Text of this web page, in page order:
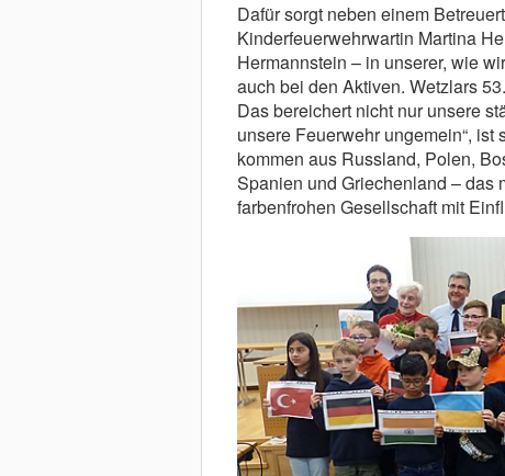
Dafür sorgt neben einem
Kinderfeuerwehrwartin Martina
Hermannstein – in unserer, wie
auch bei den Aktiven. Wetzlars
Das bereichert nicht nur unsere
unsere Feuerwehr ungemein“, ist
kommen aus Russland, Polen,
Spanien und Griechenland – das
farbenfrohen Gesellschaft mit